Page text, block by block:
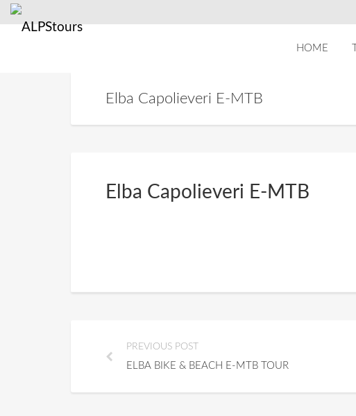
HOME
Elba Capolieveri E-MTB
Elba Capolieveri E-MTB
PREVIOUS POST
ELBA BIKE & BEACH E-MTB TOUR